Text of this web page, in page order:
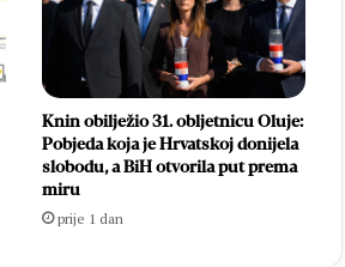
Knin obilježio 31. obljetnicu Oluje:
Pobjeda koja je Hrvatskoj donijela
slobodu, a BiH otvorila put prema
miru
prije 1 dan